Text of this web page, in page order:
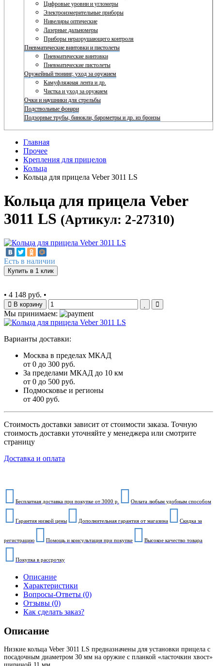
Цифровые уровни и угломеры
Электроизмерительные приборы
Нивелиры оптические
Лазерные дальномеры
Приборы неразрушающего контроля
Пневматические винтовки и пистолеты
Пневматические винтовки
Пневматические пистолеты
Оружейный тюнинг, уход за оружием
Камуфляжная лента и др.
Чистка и уход за оружием
Очки и наушники для стрельбы
Подствольные фонари
Подзорные трубы, бинокли, барометры и др. из бронзы
Главная
Прочее
Крепления для прицелов
Кольца
Кольца для прицела Veber 3011 LS
Кольца для прицела Veber
3011 LS (Артикул: 2-27310)
Есть в наличии
Купить в 1 клик
• 4 148 руб. •
В корзину
Мы принимаем:
Варианты доставки:
Москва в пределах МКАД
от 0 до 300 руб.
За пределами МКАД до 10 км
от 0 до 500 руб.
Подмосковье и регионы
от 400 руб.
Стоимость доставки зависит от стоимости заказа. Точную
стоимость доставки уточняйте у менеджера или смотрите
страницу
Доставка и оплата
Бесплатная доставка при покупке от 3000 р. Оплата любым удобным способом
Гарантия низкой цены Дополнительная гарантия от магазина Скидка за
регистрацию Помощь и консультация при покупке Высокое качество товара
Покупка в рассрочку
Описание
Характеристики
Вопросы-Ответы (0)
Отзывы (0)
Как сделать заказ?
Описание
Низкие кольца Veber 3011 LS предназначены для установки прицела с
посадочным диаметром 30 мм на оружие с планкой «ласточкин хвост»